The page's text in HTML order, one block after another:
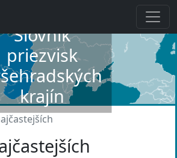
Slovník
priezvisk
krajín